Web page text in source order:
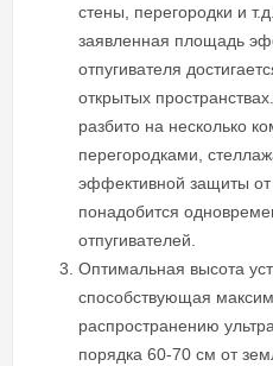
стены, перегородки и
заявленная площадь
отпугивателя
открытых
разбито на несколько
перегородками,
эффективной защиты от
понадобится
отпугивателей.
Оптимальная высота
способствующая
распространению
порядка 60-70 см от